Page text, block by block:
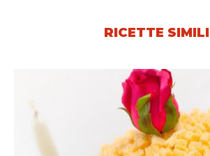
RICETTE SIMILI